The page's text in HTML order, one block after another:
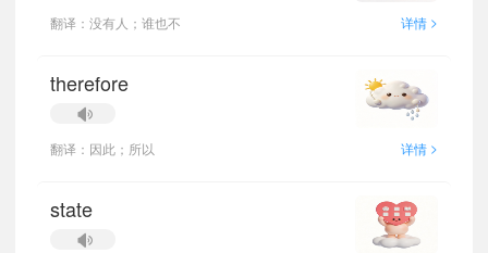
翻译：没有人；谁也不 详情 >
therefore
翻译：因此；所以 详情 >
state